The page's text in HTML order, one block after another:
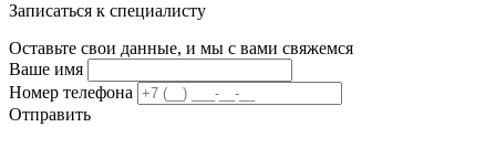
Записаться к специалисту
Оставьте свои данные, и мы с вами свяжемся
Ваше имя
Номер телефона
Отправить